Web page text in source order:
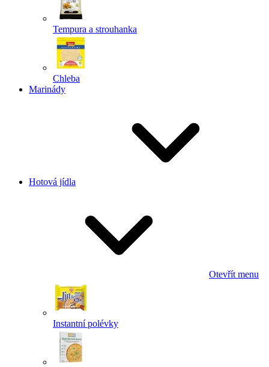
Tempura a strouhanka
Chleba
Marinády
Hotová jídla
Otevřít menu
Instantní polévky